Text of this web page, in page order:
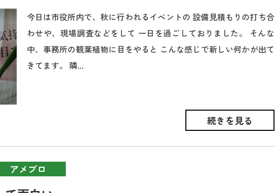
今日は市役所内で、秋に行われるイベントの 設備見積もりの打ち合
わせや、現場調査などをして 一日を過ごしておりました。 そんな
中、事務所の観葉植物に目をやると こんな感じで新しい何かが出て
きてます。 隣...
続きを見る
アメブロ